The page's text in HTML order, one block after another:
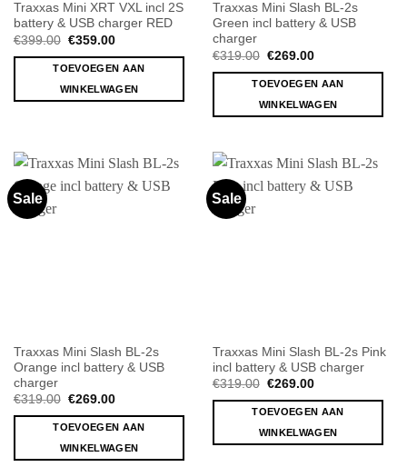
Traxxas Mini XRT VXL incl 2S
battery & USB charger RED
€399.00 Oorspronkelijke
was:
€399.00.
€359.00Huidige
is:
€359.00.
TOEVOEGEN AAN
WINKELWAGEN
Traxxas Mini Slash BL-2s
Green incl battery & USB
charger
€319.00 Oorspronkelijke
was:
€319.00.
€269.00Huidige
is:
€269.00.
TOEVOEGEN AAN
WINKELWAGEN
Sale
Traxxas Mini Slash BL-2s
Orange incl battery & USB
charger
€319.00 Oorspronkelijke
was:
€319.00.
€269.00Huidige
is:
€269.00.
TOEVOEGEN AAN
WINKELWAGEN
Sale
Traxxas Mini Slash BL-2s Pink
incl battery & USB charger
€319.00 Oorspronkelijke
was:
€319.00.
€269.00Huidige
is:
€269.00.
TOEVOEGEN AAN
WINKELWAGEN